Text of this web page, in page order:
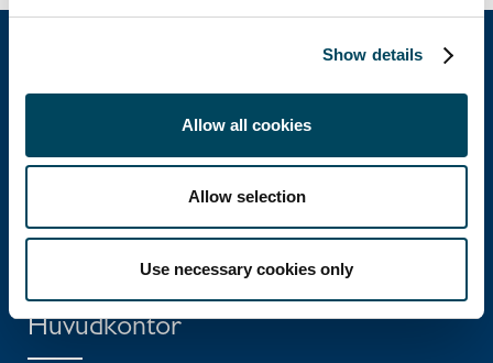
Show details
Allow all cookies
Allow selection
Use necessary cookies only
länder.
Huvudkontor